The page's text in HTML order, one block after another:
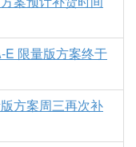
E 限量版方案终于
方案周三再次补